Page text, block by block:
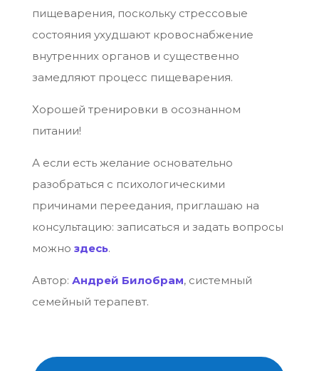
пищеварения, поскольку стрессовые
состояния ухудшают кровоснабжение
внутренних органов и существенно
замедляют процесс пищеварения.
Хорошей тренировки в осознанном
питании!
А если есть желание основательно
разобраться с психологическими
причинами переедания, приглашаю на
консультацию: записаться и задать вопросы
можно здесь.
Автор: Андрей Билобрам, системный
семейный терапевт.